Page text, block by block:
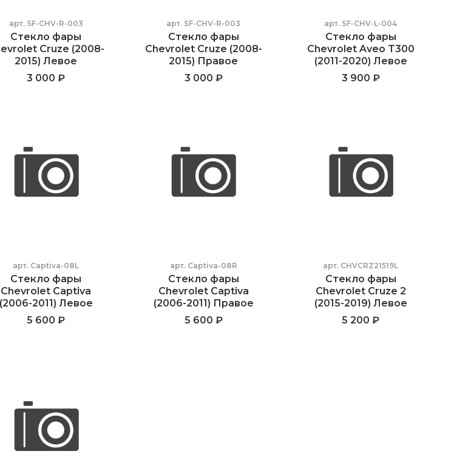
арт. SF-CHV-R-003
Стекло фары
Cruze (2008-
2015) Левое
3 000 ₽
арт. SF-CHV-R-003
Стекло фары
Chevrolet Cruze (2008-
2015) Правое
3 000 ₽
арт. SF-CHV-L-004
Стекло фары
Chevrolet Aveo T300
(2011-2020) Левое
3 900 ₽
арт. Captiva-08L
Стекло фары
Chevrolet Captiva
(2006-2011) Левое
5 600 ₽
арт. Captiva-08R
Стекло фары
Chevrolet Captiva
(2006-2011) Правое
5 600 ₽
арт. CHVCRZ21519L
Стекло фары
Chevrolet Cruze 2
(2015-2019) Левое
5 200 ₽